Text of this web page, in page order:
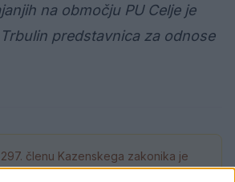
na območju PU Celje je
predstavnica za odnose
členu Kazenskega zakonika je
odgovoren za javno spodbujanje